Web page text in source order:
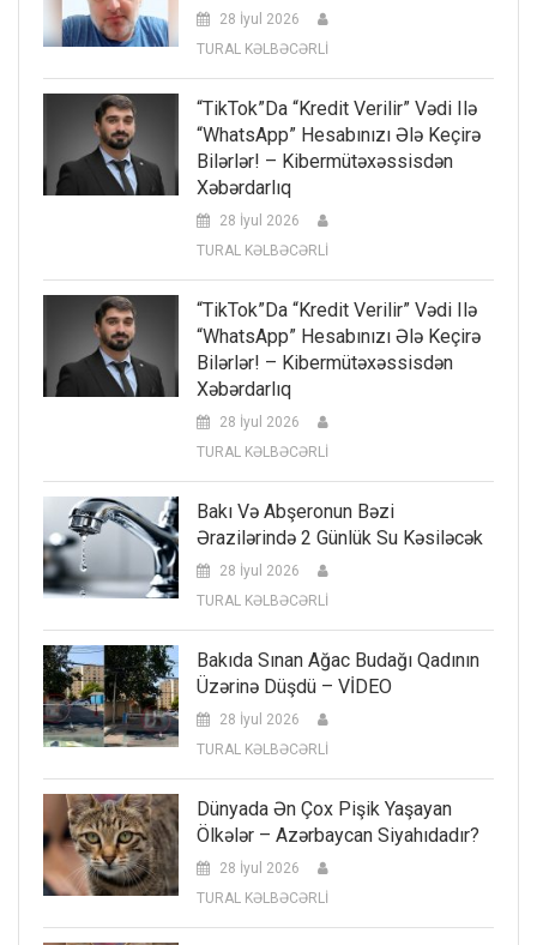
28 İyul 2026
TURAL KƏLBƏCƏRLİ
“TikTok”da “kredit Verilir” Vədi Ilə
“WhatsApp” Hesabınızı Ələ Keçirə
Bilərlər! – Kibermütəxəssisdən
Xəbərdarlıq
28 İyul 2026
TURAL KƏLBƏCƏRLİ
“TikTok”da “kredit Verilir” Vədi Ilə
“WhatsApp” Hesabınızı Ələ Keçirə
Bilərlər! – Kibermütəxəssisdən
Xəbərdarlıq
28 İyul 2026
TURAL KƏLBƏCƏRLİ
Bakı Və Abşeronun Bəzi
Ərazilərində 2 Günlük Su Kəsiləcək
28 İyul 2026
TURAL KƏLBƏCƏRLİ
Bakıda Sınan Ağac Budağı Qadının
Üzərinə Düşdü – VİDEO
28 İyul 2026
TURAL KƏLBƏCƏRLİ
Dünyada Ən Çox Pişik Yaşayan
Ölkələr – Azərbaycan Siyahıdadır?
28 İyul 2026
TURAL KƏLBƏCƏRLİ